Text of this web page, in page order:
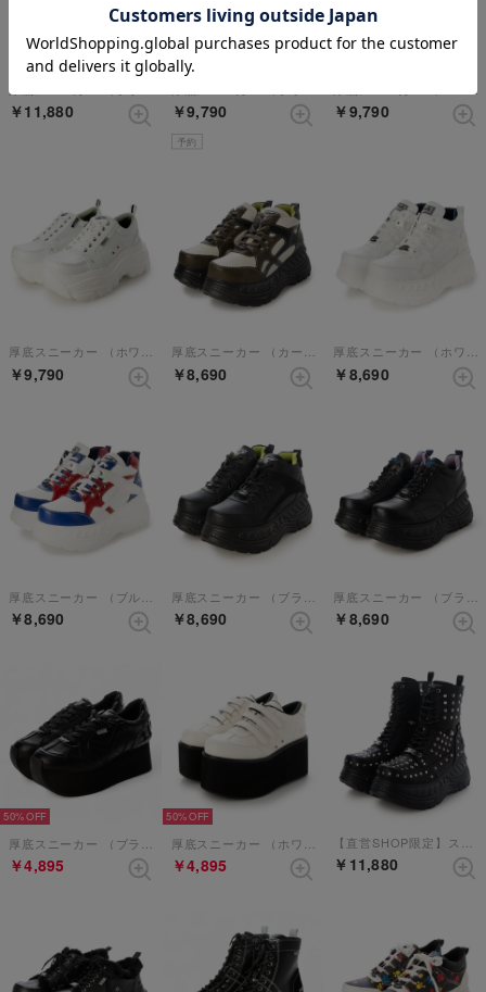
￥11,880 ￥9,790
予約
厚底スニーカー （ベージュコンビ）
￥9,790
厚底スニーカー （ホワイト）
￥9,790
厚底スニーカー （カーキコンビ）
￥8,690
厚底スニーカー （ホワイトコンビ）
￥8,690
厚底スニーカー （ブルーコンビ）
￥8,690
厚底スニーカー （ブラック）
￥8,690
厚底スニーカー （ブラック）
￥8,690
50%
￥4,895
50%
￥4,895 ￥11,880